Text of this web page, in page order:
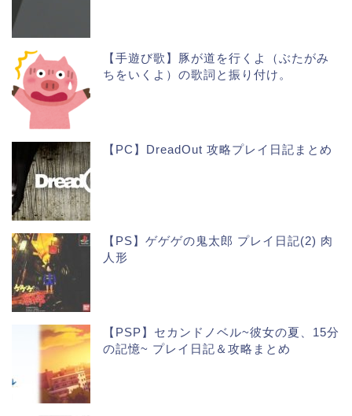
【手遊び歌】豚が道を行くよ（ぶたがみ
ちをいくよ）の歌詞と振り付け。
【PC】DreadOut 攻略プレイ日記まとめ
【PS】ゲゲゲの鬼太郎 プレイ日記(2) 肉
人形
【PSP】セカンドノベル~彼女の夏、15分
の記憶~ プレイ日記＆攻略まとめ